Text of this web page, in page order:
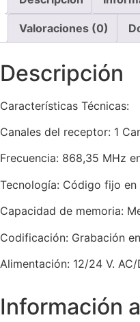
Valoraciones (0)
Descripción
Características Técnicas:
Canales del receptor: 1
Frecuencia: 868,35 MHz
Tecnología: Código fijo en
Capacidad de memoria:
Codificación: Grabación
Alimentación: 12/24 V. AC/
Información